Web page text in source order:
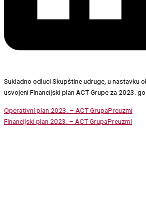
Sukladno odluci Skupštine udruge, u nastavku
usvojeni Financijski plan ACT Grupe za 2023.
Operativni plan 2023. – ACT GrupaPreuzmi
Financijski plan 2023. – ACT GrupaPreuzmi